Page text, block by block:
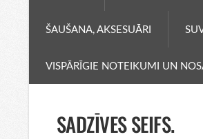
ŠAUŠANA, AKSESUĀRI
VISPĀRĪGIE NOTEIKUMI UN
SADZĪVES SEIFS.